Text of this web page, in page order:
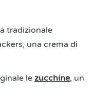
tradizionale
una crema di
le zucchine, un